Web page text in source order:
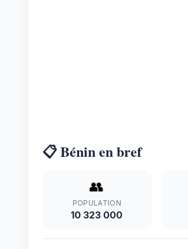
📋 Bénin en bref
👥
POPULATION
10 323 000